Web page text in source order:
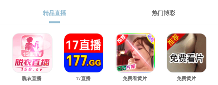
色花堂 ;第六十期 | 士君子精神——
中国古琴艺术文化的核心要义